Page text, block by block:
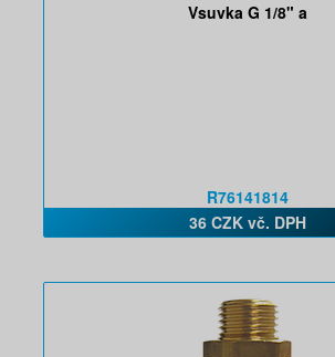
Vsuvka G 1/8" a
R76141814
36 CZK vč. DPH